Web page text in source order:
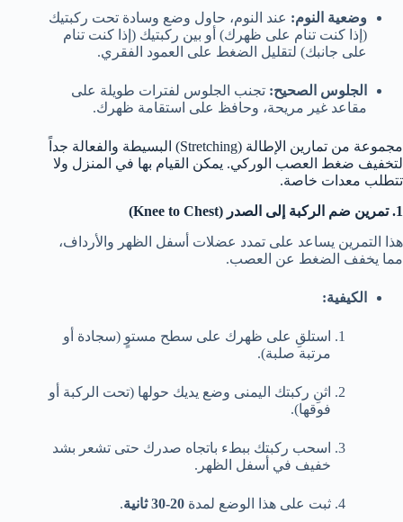
وضعية النوم: عند النوم، حاول وضع وسادة تحت ركبتيك
(إذا كنت تنام على ظهرك) أو بين ركبتيك (إذا كنت تنام
على جانبك) لتقليل الضغط على العمود الفقري.
الجلوس الصحيح: تجنب الجلوس لفترات طويلة على
مقاعد غير مريحة، وحافظ على استقامة ظهرك.
مجموعة من تمارين الإطالة (Stretching) البسيطة والفعالة جداً
لتخفيف ضغط العصب الوركي. يمكن القيام بها في المنزل ولا
تتطلب معدات خاصة.
1. تمرين ضم الركبة إلى الصدر (Knee to Chest)
هذا التمرين يساعد على تمدد عضلات أسفل الظهر والأرداف،
مما يخفف الضغط عن العصب.
الكيفية:
استلقِ على ظهرك على سطح مستوٍ (سجادة أو
مرتبة صلبة).
اثنِ ركبتك اليمنى وضع يديك حولها (تحت الركبة أو
فوقها).
اسحب ركبتك ببطء باتجاه صدرك حتى تشعر بشد
خفيف في أسفل الظهر.
ثبت على هذا الوضع لمدة 20-30 ثانية .